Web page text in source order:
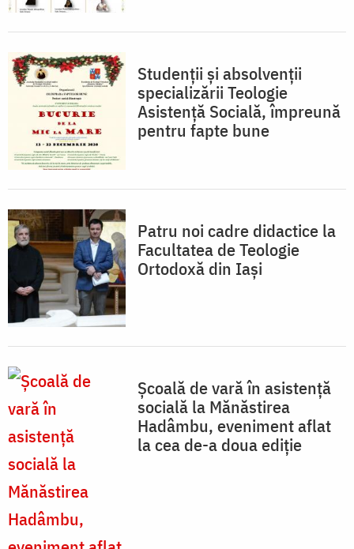
Studenții și absolvenții
specializării Teologie
Asistență Socială, împreună
pentru fapte bune
Patru noi cadre didactice la
Facultatea de Teologie
Ortodoxă din Iași
Şcoală de vară în asistenţă
socială la Mănăstirea
Hadâmbu, eveniment aflat
la cea de-a doua ediţie